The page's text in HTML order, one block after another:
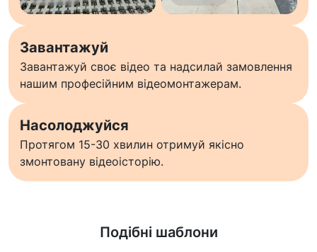
Завантажуй
Завантажуй своє відео та надсилай замовлення
нашим професійним відеомонтажерам.
Насолоджуйся
Протягом 15-30 хвилин отримуй якісно
змонтовану відеоісторію.
Подібні шаблони
Дізнатися більше